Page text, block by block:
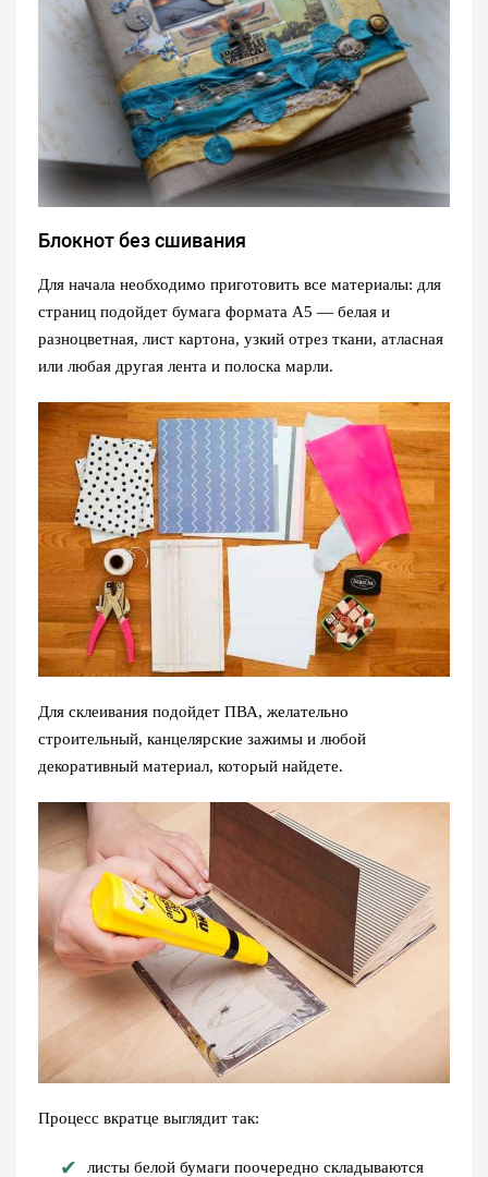
Блокнот без сшивания
Для начала необходимо приготовить все материалы: для
страниц подойдет бумага формата А5 — белая и
разноцветная, лист картона, узкий отрез ткани, атласная
или любая другая лента и полоска марли.
Для склеивания подойдет ПВА, желательно
строительный, канцелярские зажимы и любой
декоративный материал, который найдете.
Процесс вкратце выглядит так:
листы белой бумаги поочередно складываются